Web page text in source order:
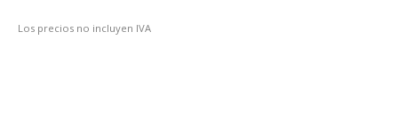
Los precios no incluyen IVA